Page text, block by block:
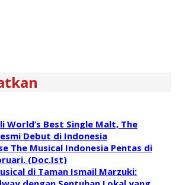
World’s Best Single Malt, The
Debut di Indonesia
di Taman Ismail Marzuki: